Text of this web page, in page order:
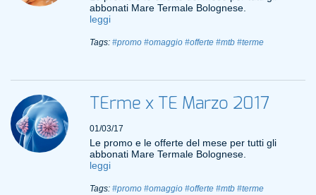
abbonati Mare Termale Bolognese.
leggi
Tags: #promo #omaggio #offerte #mtb #terme
TErme x TE Marzo 2017
01/03/17
Le promo e le offerte del mese per tutti gli
abbonati Mare Termale Bolognese.
leggi
Tags: #promo #omaggio #offerte #mtb #terme